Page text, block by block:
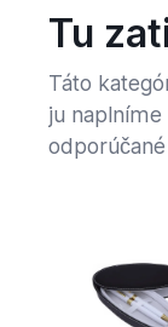
Tu
Táto
ju